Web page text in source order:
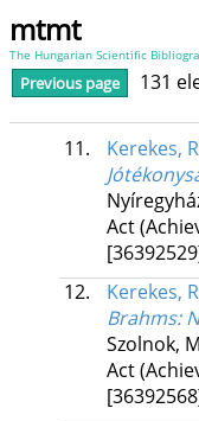
mtmt
The Hungarian Scientific
Previous page 131
11. Kerekes,
Act
12.
Kerekes,
Brahms:
Szolnok,
Act